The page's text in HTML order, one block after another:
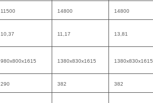
11500 14800 14800
10,37 11,17 13,81
980x800x1615 1380x830x1615 1380x830x1615
290 382 382